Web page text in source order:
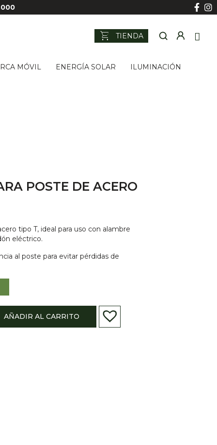
shopping_cart TIENDA
MÓVIL ENERGÍA SOLAR ILUMINACIÓN
POSTE DE ACERO
tipo T, ideal para uso con alambre
eléctrico.
al poste para evitar pérdidas de
AÑADIR AL CARRITO